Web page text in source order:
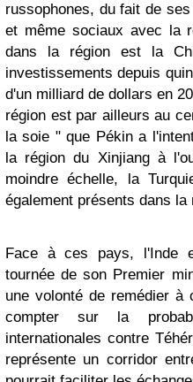
russophones, du fait de
et même sociaux avec la
dans la région est la
investissements depuis
d'un milliard de dollars en
région est par ailleurs au
la soie " que Pékin a
la région du Xinjiang à
moindre échelle, la
également présents dans la
Face à ces pays, l'Inde
tournée de son Premier
une volonté de remédier à
compter sur la
internationales contre
représente un corridor